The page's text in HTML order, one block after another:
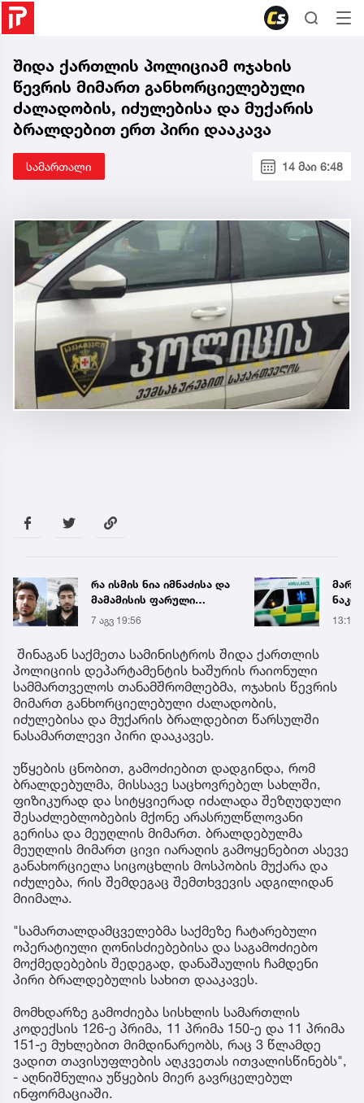
შიდა ქართლის პოლიციამ ოჯახის
წევრის მიმართ განხორციელებული
ძალადობის, იძულებისა და მუქარის
ბრალდებით ერთ პირი დააკავა
სამართალი 14 მაი 6:48
მარტვილში კრაზანის
ნაკბენით მძიმე
მდგომარეობაში მყოფი
ახალგაზრდა
გადაარჩინეს
13:15 25
შინაგან საქმეთა სამინისტროს შიდა ქართლის
პოლიციის დეპარტამენტის ხაშურის რაიონული
სამმართველოს თანამშრომლებმა, ოჯახის წევრის
მიმართ განხორციელებული ძალადობის,
იძულებისა და მუქარის ბრალდებით წარსულში
ნასამართლევი პირი დააკავეს.
უწყების ცნობით, გამოძიებით დადგინდა, რომ
ბრალდებულმა, მისსავე საცხოვრებელ სახლში,
ფიზიკურად და სიტყვიერად იძალადა შეზღუდული
შესაძლებლობების მქონე არასრულწლოვანი
გერისა და მეუღლის მიმართ. ბრალდებულმა
მეუღლის მიმართ ცივი იარაღის გამოყენებით ასევე
განახორციელა სიცოცხლის მოსპობის მუქარა და
იძულება, რის შემდეგაც შემთხვევის ადგილიდან
მიიმალა.
"სამართალდამცველებმა საქმეზე ჩატარებული
ოპერატიული ღონისძიებებისა და საგამოძიებო
მოქმედებების შედეგად, დანაშაულის ჩამდენი
პირი ბრალდებულის სახით დააკავეს.
მომხდარზე გამოძიება სისხლის სამართლის
კოდექსის 126-ე პრიმა, 11 პრიმა 150-ე და 11 პრიმა
151-ე მუხლებით მიმდინარეობს, რაც 3 წლამდე
ვადით თავისუფლების აღკვეთას ითვალისწინებს",
- აღნიშნულია უწყების მიერ გავრცელებულ
ინფორმაციაში.